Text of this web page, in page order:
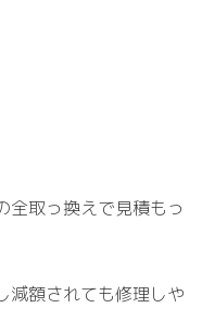
全取っ換えで見積もっ
減額されても修理しや